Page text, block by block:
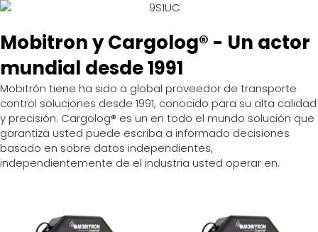
Mobitron y Cargolog® - Un actor
mundial desde 1991
Mobitrón tiene ha sido a global proveedor de transporte
control soluciones desde 1991, conocido para su alta calidad
y precisión. Cargolog® es un en todo el mundo solución que
garantiza usted puede escriba a informado decisiones
basado en sobre datos independientes,
independientemente de el industria usted operar en.